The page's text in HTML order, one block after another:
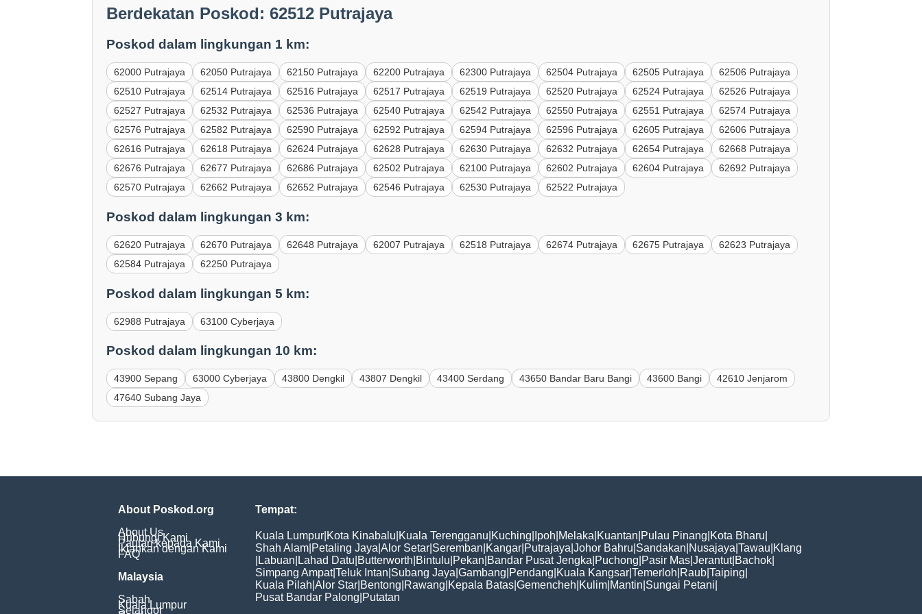
Berdekatan Poskod: 62512 Putrajaya
Poskod dalam lingkungan 1 km:
62000 Putrajaya 62050 Putrajaya 62150 Putrajaya 62200 Putrajaya 62300 Putrajaya 62504 Putrajaya 62505 Putrajaya
62506 Putrajaya
62510 Putrajaya
62514 Putrajaya 62516 Putrajaya 62517 Putrajaya 62519 Putrajaya 62520 Putrajaya 62524 Putrajaya
62526 Putrajaya
62527 Putrajaya
62532 Putrajaya 62536 Putrajaya 62540 Putrajaya 62542 Putrajaya 62550 Putrajaya 62551 Putrajaya
62574 Putrajaya
62576 Putrajaya
62582 Putrajaya 62590 Putrajaya 62592 Putrajaya 62594 Putrajaya 62596 Putrajaya 62605 Putrajaya
62606 Putrajaya
62616 Putrajaya
62618 Putrajaya 62624 Putrajaya 62628 Putrajaya 62630 Putrajaya 62632 Putrajaya 62654 Putrajaya
62668 Putrajaya
62676 Putrajaya
62677 Putrajaya 62686 Putrajaya 62502 Putrajaya 62100 Putrajaya 62602 Putrajaya 62604 Putrajaya
62692 Putrajaya
62570 Putrajaya
62662 Putrajaya 62652 Putrajaya 62546 Putrajaya 62530 Putrajaya 62522 Putrajaya
Poskod dalam lingkungan 3 km:
62620 Putrajaya 62670 Putrajaya 62648 Putrajaya 62007 Putrajaya 62518 Putrajaya 62674 Putrajaya 62675 Putrajaya
62623 Putrajaya
62584 Putrajaya
62250 Putrajaya
Poskod dalam lingkungan 5 km:
62988 Putrajaya 63100 Cyberjaya
Poskod dalam lingkungan 10 km:
43900 Sepang 63000 Cyberjaya 43800 Dengkil 43807 Dengkil 43400 Serdang 43650 Bandar Baru Bangi 43600 Bangi
42610 Jenjarom
47640 Subang Jaya
About Poskod.org
About Us
Hubungi Kami
Pautan kepada Kami
Iklankan dengan Kami
FAQ
Malaysia
Sabah
Kuala Lumpur
Selangor
Tempat:
Kuala Lumpur Kota Kinabalu Kuala Terengganu Kuching Ipoh Melaka Kuantan Pulau Pinang Kota Bharu
Shah Alam Petaling Jaya Alor Setar Seremban Kangar Putrajaya Johor Bahru Sandakan Nusajaya Tawau Klang
Labuan Lahad Datu Butterworth Bintulu Pekan Bandar Pusat Jengka Puchong Pasir Mas Jerantut| Bachok
Simpang Ampat|Teluk Intan Subang Jaya Gambang Pendang Kuala Kangsar Temerloh Raub Taiping
Kuala Pilah Alor Star Bentong Rawang Kepala Batas Gemencheh Kulim Mantin Sungai Petani
Pusat Bandar Palong Putatan